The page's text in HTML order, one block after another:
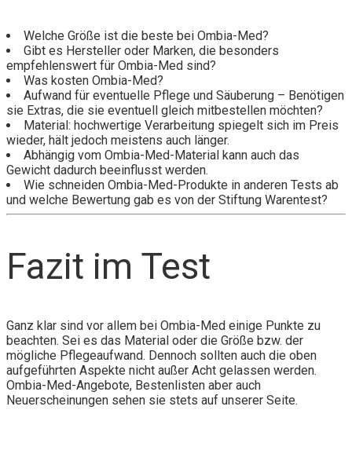
Welche Größe ist die beste bei Ombia-Med?
Gibt es Hersteller oder Marken, die besonders
empfehlenswert für Ombia-Med sind?
Was kosten Ombia-Med?
Aufwand für eventuelle Pflege und Säuberung – Benötigen
sie Extras, die sie eventuell gleich mitbestellen möchten?
Material: hochwertige Verarbeitung spiegelt sich im Preis
wieder, hält jedoch meistens auch länger.
Abhängig vom Ombia-Med-Material kann auch das
Gewicht dadurch beeinflusst werden.
Wie schneiden Ombia-Med-Produkte in anderen Tests ab
und welche Bewertung gab es von der Stiftung Warentest?
Fazit im Test
Ganz klar sind vor allem bei Ombia-Med einige Punkte zu
beachten. Sei es das Material oder die Größe bzw. der
mögliche Pflegeaufwand. Dennoch sollten auch die oben
aufgeführten Aspekte nicht außer Acht gelassen werden.
Ombia-Med-Angebote, Bestenlisten aber auch
Neuerscheinungen sehen sie stets auf unserer Seite.